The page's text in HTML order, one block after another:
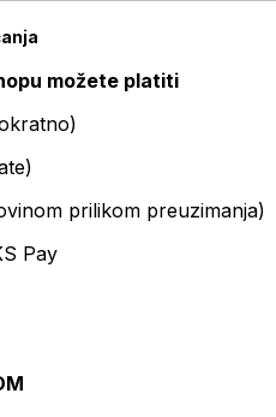
možete platiti
prilikom preuzimanja)
Pay